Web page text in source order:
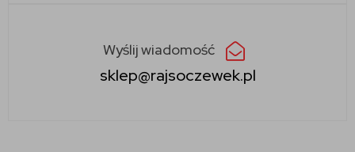
Wyślij wiadomość
sklep@rajsoczewek.pl